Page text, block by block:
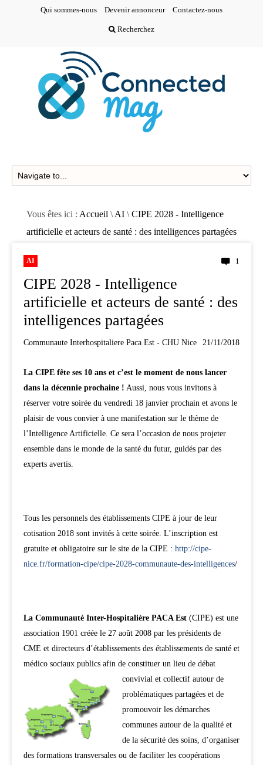
Qui sommes-nous Devenir annonceur Contactez-nous
Recherchez
Vous êtes ici : Accueil \ AI \ CIPE 2028 - Intelligence
artificielle et acteurs de santé : des intelligences partagées
AI 1
CIPE 2028 - Intelligence
artificielle et acteurs de santé : des
intelligences partagées
Communaute Interhospitaliere Paca Est - CHU Nice 21/11/2018
La CIPE fête ses 10 ans et c’est le moment de nous lancer
dans la décennie prochaine ! Aussi, nous vous invitons à
réserver votre soirée du vendredi 18 janvier prochain et avons le
plaisir de vous convier à une manifestation sur le thème de
l’Intelligence Artificielle. Ce sera l’occasion de nous projeter
ensemble dans le monde de la santé du futur, guidés par des
experts avertis.
Tous les personnels des établissements CIPE à jour de leur
cotisation 2018 sont invités à cette soirée. L’inscription est
gratuite et obligatoire sur le site de la CIPE : http://cipe-
nice.fr/formation-cipe/cipe-2028-communaute-des-intelligences/
La Communauté Inter-Hospitalière PACA Est (CIPE) est une
association 1901 créée le 27 août 2008 par les présidents de
CME et directeurs d’établissements des établissements de santé et
médico sociaux publics afin de constituer un lieu de débat
convivial et collectif autour de
problématiques partagées et de
promouvoir les démarches
communes autour de la qualité et
de la sécurité des soins, d’organiser
des formations transversales ou de faciliter les coopérations